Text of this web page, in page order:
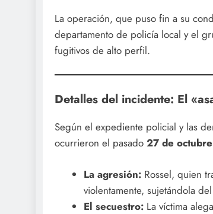
La operación, que puso fin a su
departamento de policía local y el
fugitivos de alto perfil.
Detalles del incidente: El
Según el expediente policial y las
ocurrieron el pasado 27 de
La agresión:Rossel, quien
violentamente, sujetándola
El secuestro:La víctima